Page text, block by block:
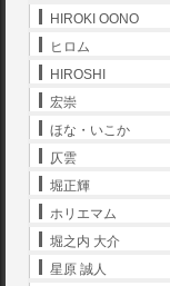
HIROKI OONO
ヒロム
HIROSHI
宏崇
ほな・いこか
仄雲
堀正輝
ホリエマム
堀之内 大介
星原 誠人